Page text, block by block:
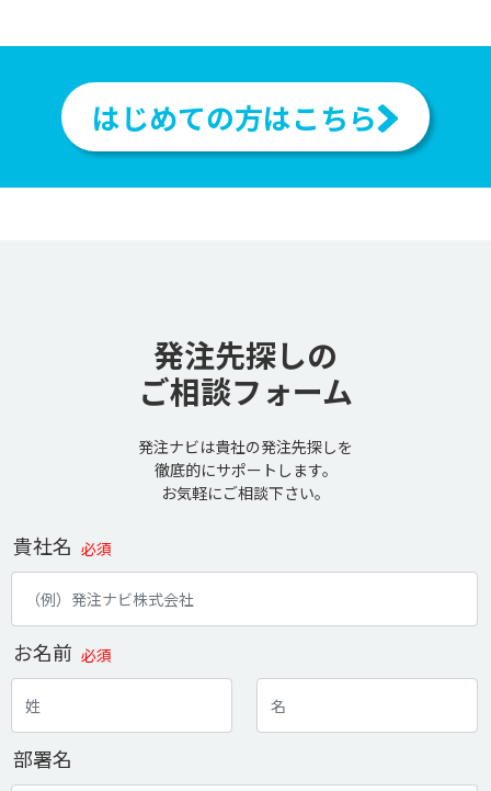
はじめての方はこちら
発注先探しの
ご相談フォーム
発注ナビは貴社の発注先探しを
徹底的にサポートします。
お気軽にご相談下さい。
貴社名 必須
お名前 必須
部署名